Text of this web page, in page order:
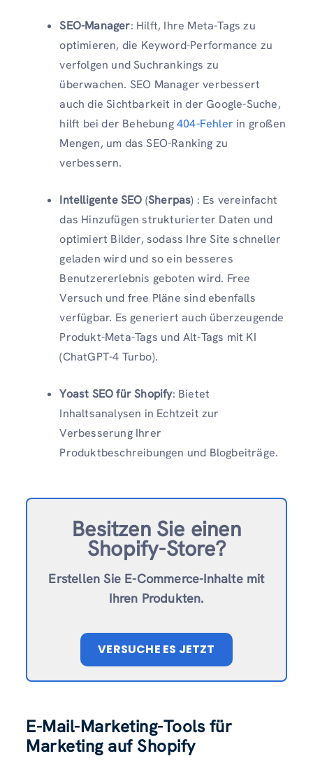
SEO-Manager: Hilft, Ihre Meta-Tags zu
optimieren, die Keyword-Performance zu
verfolgen und Suchrankings zu
überwachen. SEO Manager verbessert
auch die Sichtbarkeit in der Google-Suche,
hilft bei der Behebung404-Fehler in großen
Mengen, um das SEO-Ranking zu
verbessern.
Intelligente SEO (Sherpas) : Es vereinfacht
das Hinzufügen strukturierter Daten und
optimiert Bilder, sodass Ihre Site schneller
geladen wird und so ein besseres
Benutzererlebnis geboten wird. Free
Versuch und free Pläne sind ebenfalls
verfügbar. Es generiert auch überzeugende
Produkt-Meta-Tags und Alt-Tags mit KI
(ChatGPT-4 Turbo).
Yoast SEO für Shopify: Bietet
Inhaltsanalysen in Echtzeit zur
Verbesserung Ihrer
Produktbeschreibungen und Blogbeiträge.
Besitzen Sie einen
Shopify-Store?
Erstellen Sie E-Commerce-Inhalte mit
Ihren Produkten.
VERSUCHE ES JETZT
E-Mail-Marketing-Tools für
Marketing auf Shopify